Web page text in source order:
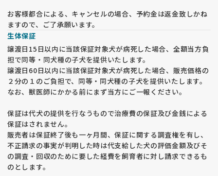
お客様都合による、キャンセルの場合、予約金は返金致しかね
ますので、ご了承願います。
生体保証
譲渡日15日以内に当該保証対象犬が病死した場合、全額当方負
担で同等・同犬種の子犬を提供いたします。
譲渡日60日以内に当該保証対象犬が病死した場合、販売価格の
２分の１のご負担で、同等・同犬種の子犬を提供いたします。
なお、獣医師にかかる前にまず当方にご一報ください。
保証は代犬の提供を行なうもので治療費の保証及び金銭による
保証はされません。
販売者は保証終了後も一ヶ月間、保証に関する調査権を有し、
不正請求の事実が判明した時は代支給した犬の評価金額及びそ
の調査・回収のために要した経費を飼育者に対し請求できるも
のとします。